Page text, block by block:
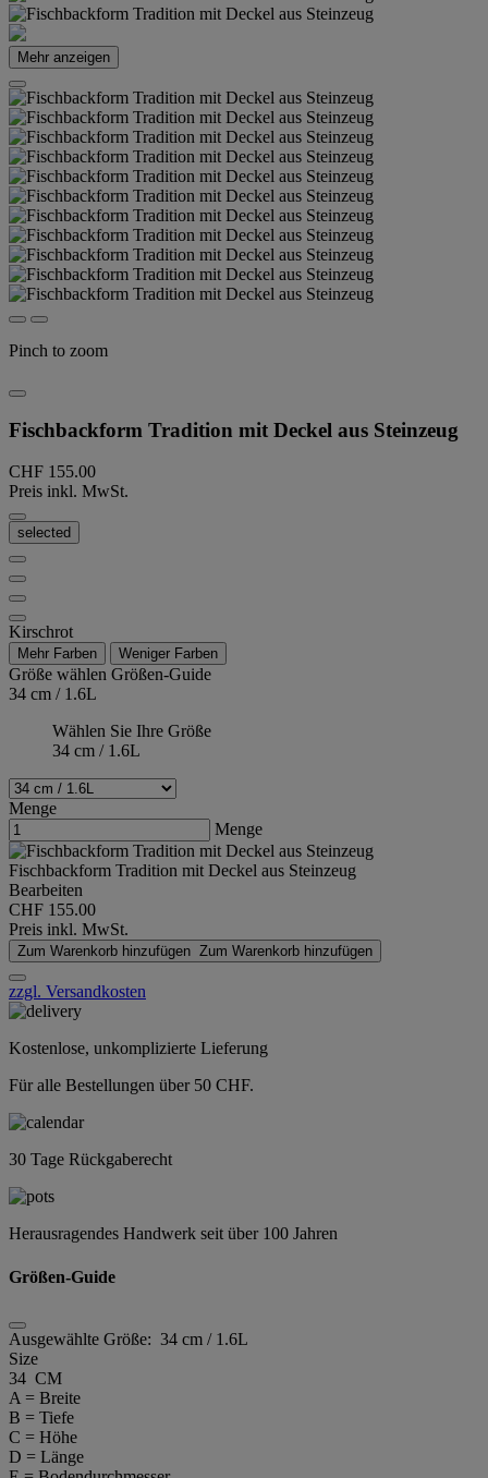
Mehr anzeigen
Pinch to zoom
Fischbackform Tradition mit Deckel aus Steinzeug
CHF 155.00
Preis inkl. MwSt.
selected
Kirschrot
Mehr Farben Weniger Farben
Größe wählen Größen-Guide
34 cm / 1.6L
Wählen Sie Ihre Größe
34 cm / 1.6L
Menge
Menge
Fischbackform Tradition mit Deckel aus Steinzeug
Bearbeiten
CHF 155.00
Preis inkl. MwSt.
Zum Warenkorb hinzufügen Zum Warenkorb hinzufügen
zzgl. Versandkosten
Kostenlose, unkomplizierte Lieferung
Für alle Bestellungen über 50 CHF.
30 Tage Rückgaberecht
Herausragendes Handwerk seit über 100 Jahren
Größen-Guide
Ausgewählte Größe: 34 cm / 1.6L
Size
34 CM
A = Breite
B = Tiefe
C = Höhe
D = Länge